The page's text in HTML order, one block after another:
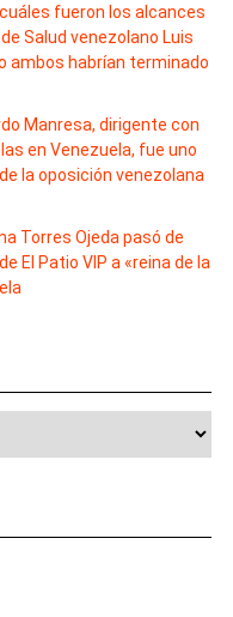
fueron los alcances
Salud venezolano Luis
ambos habrían terminado
Manresa, dirigente con
en Venezuela, fue uno
la oposición venezolana
Torres Ojeda pasó de
El Patio VIP a «reina de la